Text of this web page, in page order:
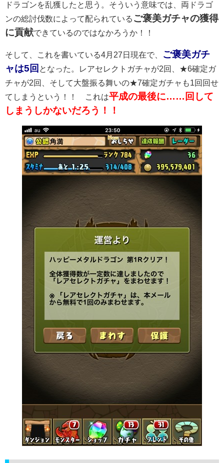
ドラゴンを乱獲したと思う。そういう意味では、両ドラゴ
ンの総討伐数によって配られている ご褒美ガチャの獲得
に貢献できているのではなかろうか！！
そして、これを書いている4月27日現在で、
ご褒美ガチ
ャは5回 となった。レアセレクトガチャが2回、★6確定ガ
チャが2回、そして大盤振る舞いの★7確定ガチャも1回回せ
てしまうという！！ これは平成の最後に……回して
しまうしかないだろう！！